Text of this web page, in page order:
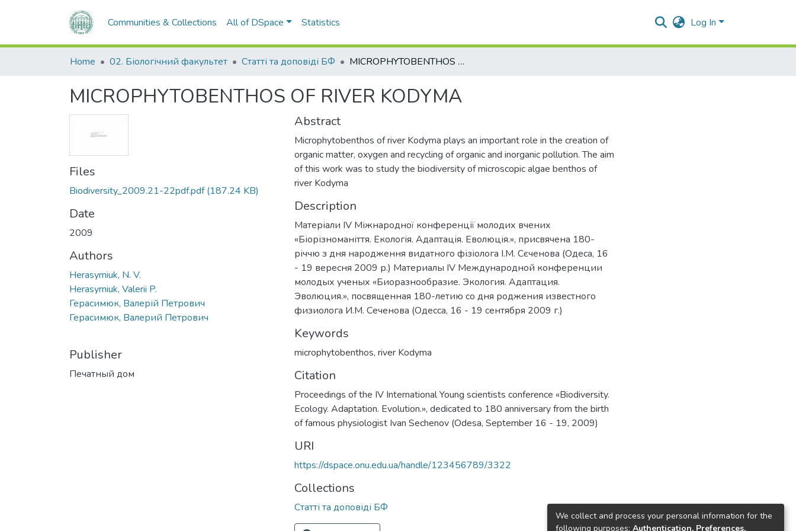
Communities & Collections All of DSpace Statistics Log In
Home 02. Біологічний факультет Статті та доповіді БФ MICROPHYTOBENTHOS OF RIVER KODYMA
MICROPHYTOBENTHOS OF RIVER KODYMA
Files
Biodiversity_2009.21-22pdf.pdf(187.24 KB)
Date
2009
Authors
Herasymiuk, N. V.
Herasymiuk, Valerii P.
Герасимюк, Валерій Петрович
Герасимюк, Валерий Петрович
Publisher
Печатный дом
Abstract
Microphytobenthos of river Kodyma plays an important role in the creation of
organic matter, oxygen and recycling of organic and inorganic pollution. The aim
of this work was to study the biodiversity of microscopic algae benthos of
river Kodyma
Description
Матеріали IV Міжнародної конференції молодих вчених
«Біорізноманіття. Екологія. Адаптація. Еволюція.», присвячена 180-
річчю з дня народження видатного фізіолога І.М. Сєченова (Одеса, 16
- 19 вересня 2009 р.) Материалы IV Международной конференции
молодых ученых «Биоразнообразие. Экология. Адаптация.
Эволюция.», посвященная 180-летию со дня роджения известного
физиолога И.М. Сеченова (Одесса, 16 - 19 сентября 2009 г.)
Keywords
microphytobenthos, river Kodyma
Citation
Proceedings of the IV International Young scientists conference «Biodiversity.
Ecology. Adaptation. Evolution.», dedicated to 180 anniversary from the birth
of famous physiologist Ivan Sechenov (Odesa, September 16 - 19, 2009)
URI
https://dspace.onu.edu.ua/handle/123456789/3322
Collections
Статті та доповіді БФ
We collect and process your personal information for the
following purposes: Authentication, Preferences,